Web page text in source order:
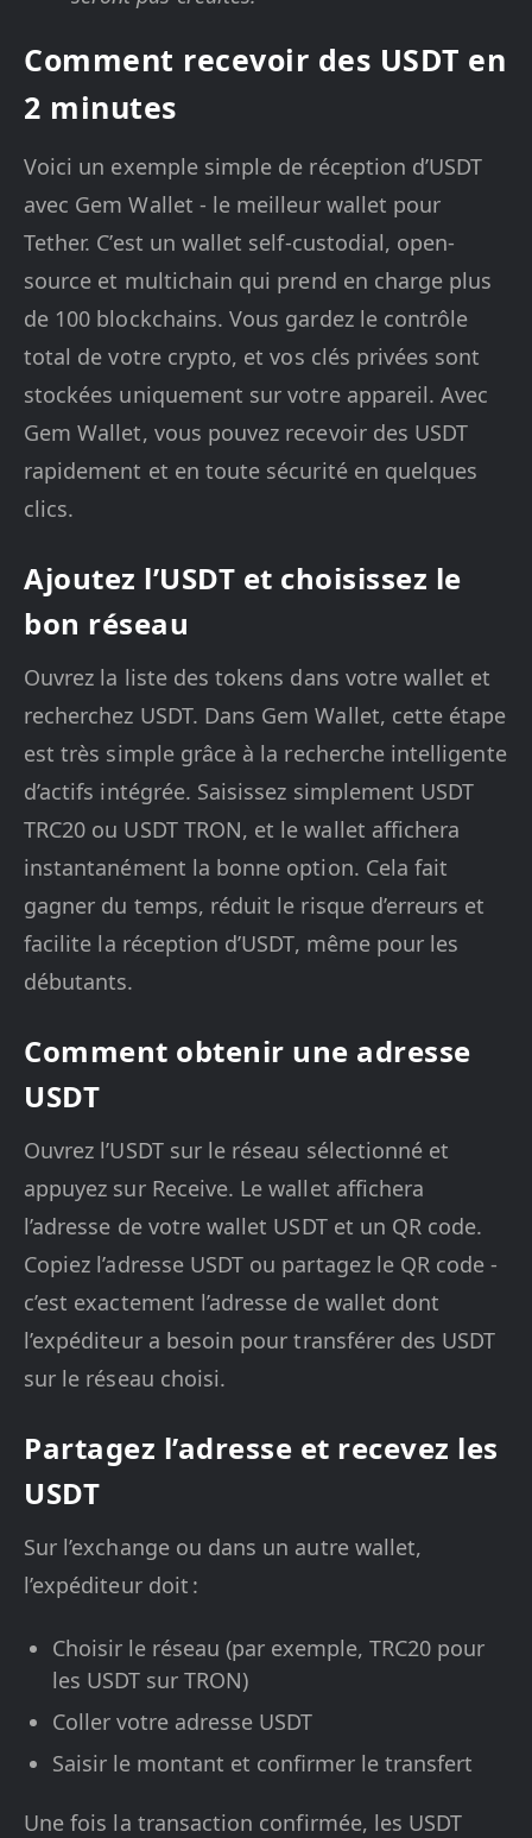
Comment recevoir des USDT en
2 minutes
Voici un exemple simple de réception d’USDT
avec Gem Wallet - le meilleur wallet pour
Tether. C’est un wallet self-custodial, open-
source et multichain qui prend en charge plus
de 100 blockchains. Vous gardez le contrôle
total de votre crypto, et vos clés privées sont
stockées uniquement sur votre appareil. Avec
Gem Wallet, vous pouvez recevoir des USDT
rapidement et en toute sécurité en quelques
clics.
Ajoutez l’USDT et choisissez le
bon réseau
Ouvrez la liste des tokens dans votre wallet et
recherchez USDT. Dans Gem Wallet, cette étape
est très simple grâce à la recherche intelligente
d’actifs intégrée. Saisissez simplement USDT
TRC20 ou USDT TRON, et le wallet affichera
instantanément la bonne option. Cela fait
gagner du temps, réduit le risque d’erreurs et
facilite la réception d’USDT, même pour les
débutants.
Comment obtenir une adresse
USDT
Ouvrez l’USDT sur le réseau sélectionné et
appuyez sur Receive. Le wallet affichera
l’adresse de votre wallet USDT et un QR code.
Copiez l’adresse USDT ou partagez le QR code -
c’est exactement l’adresse de wallet dont
l’expéditeur a besoin pour transférer des USDT
sur le réseau choisi.
Partagez l’adresse et recevez les
USDT
Sur l’exchange ou dans un autre wallet,
l’expéditeur doit :
Choisir le réseau (par exemple, TRC20 pour
les USDT sur TRON)
Coller votre adresse USDT
Saisir le montant et confirmer le transfert
Une fois la transaction confirmée, les USDT